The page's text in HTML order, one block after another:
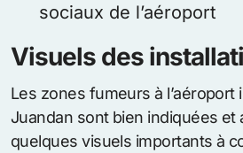
sociaux de l’aéroport
Visuels des
Les zones fumeurs à l’aéroport
Juandan sont bien indiquées et
quelques visuels importants à